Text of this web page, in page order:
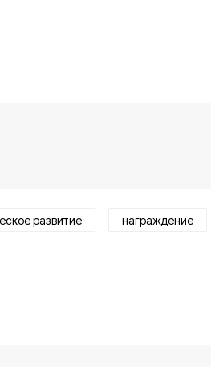
развитие награждение